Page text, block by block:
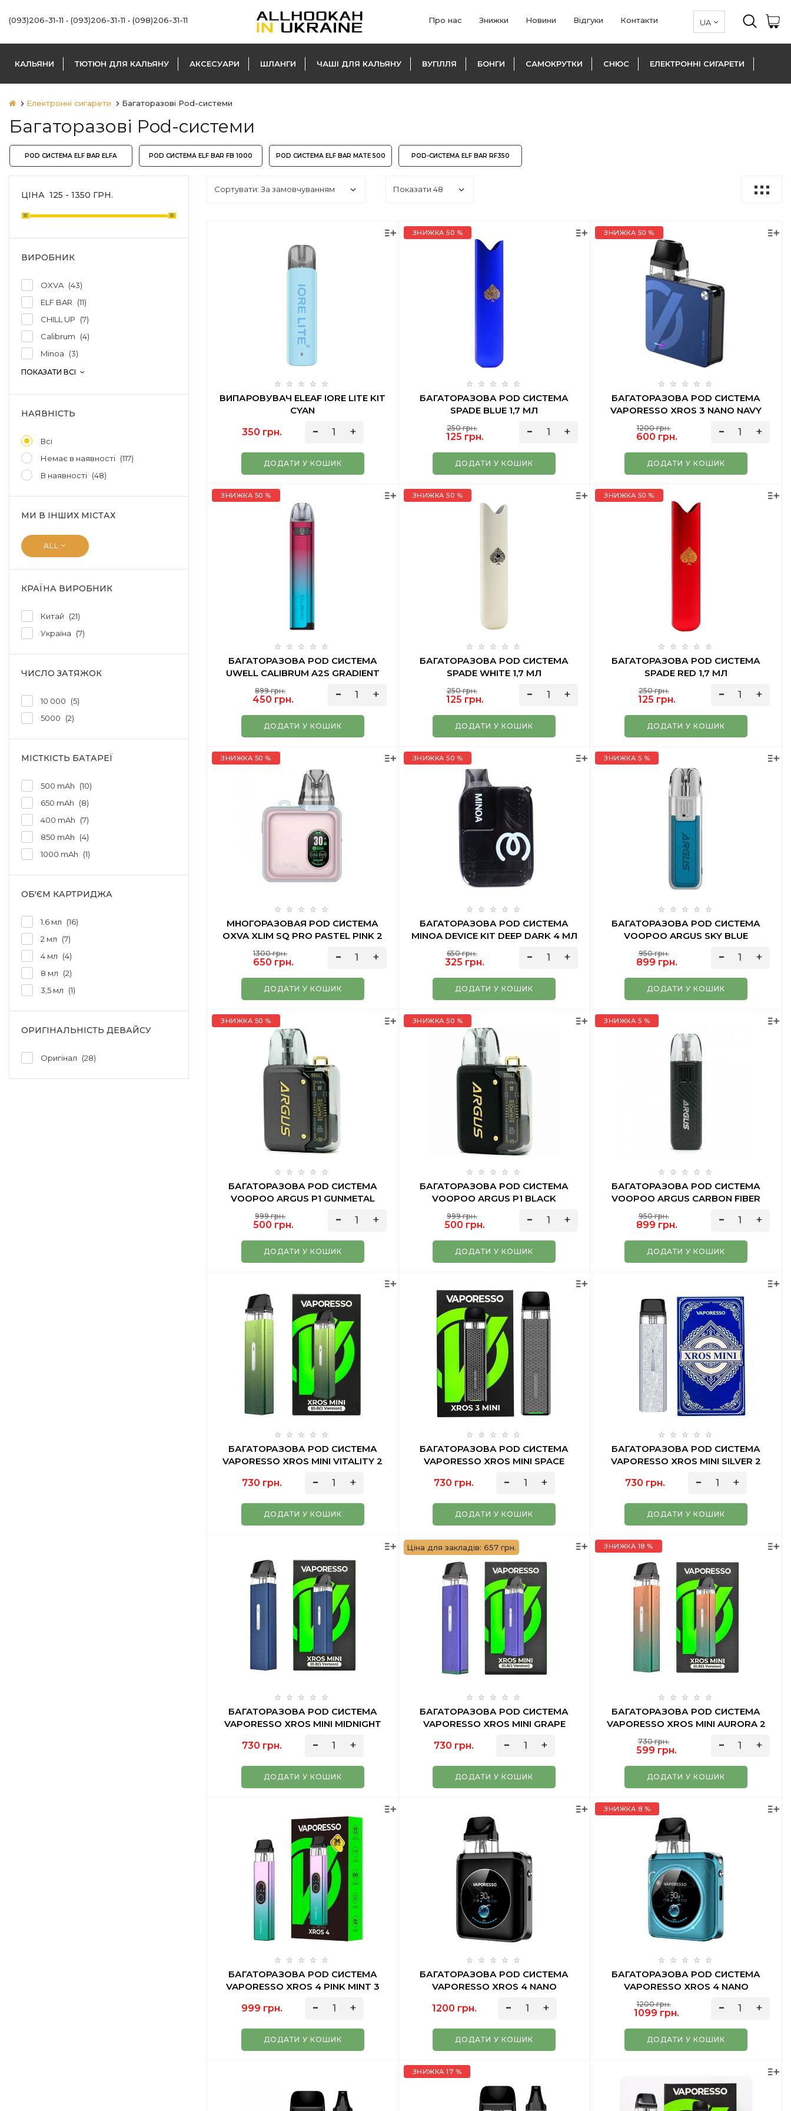
(093)206-31-11 • (093)206-31-11 • (098)206-31-11 Про нас Знижки Новини Відгуки Контакти
КАЛЬЯНИ ТЮТЮН ДЛЯ КАЛЬЯНУ АКСЕСУАРИ ШЛАНГИ ЧАШІ ДЛЯ КАЛЬЯНУ ВУГІЛЛЯ БОНГИ САМОКРУТКИ СНЮС ЕЛЕКТРОННІ СИГАРЕТИ
Електронні сигарети Багаторазові Pod-системи
Багаторазові Pod-системи
POD СИСТЕМА ELF BAR ELFA POD СИСТЕМА ELF BAR FB 1000 POD СИСТЕМА ELF BAR MATE 500 POD-СИСТЕМА ELF BAR RF350
ЦІНА 125 - 1350 ГРН.
ВИРОБНИК
Calibrum 4
CHILL UP 7
ELF BAR 11
Minoa 3
OXVA 43
ПОКАЗАТИ ВСІ
НАЯВНІСТЬ
Всі
В наявності 48
Немає в наявності 117
МИ В ІНШИХ МІСТАХ
ALL
КРАЇНА ВИРОБНИК
Китай
21
Україна
7
ЧИСЛО ЗАТЯЖОК
10 000
5
5000
2
МІСТКІСТЬ БАТАРЕЇ
400 mAh 7
500 mAh
10
650 mAh
8
850 mAh
4
1000 mAh
1
ОБ'ЄМ КАРТРИДЖА
1.6 мл
16
2 мл
7
3,5 мл 1
4 мл
4
8 мл
2
ОРИГІНАЛЬНІСТЬ ДЕВАЙСУ
Оригінал 28
ВИПАРОВУВАЧ ELEAF IORE LITE KIT
CYAN
350 грн.
ДОДАТИ У КОШИК
ЗНИЖКА 50 %
БАГАТОРАЗОВА POD СИСТЕМА
SPADE BLUE 1,7 МЛ
250 грн.
125 грн.
ДОДАТИ У КОШИК
ЗНИЖКА 50 %
БАГАТОРАЗОВА POD СИСТЕМА
VAPORESSO XROS 3 NANO NAVY
1200 грн.
600 грн.
ДОДАТИ У КОШИК
ЗНИЖКА 50 %
БАГАТОРАЗОВА POD СИСТЕМА
UWELL CALIBRUM A2S GRADIENT
899 грн.
450 грн.
ДОДАТИ У КОШИК
ЗНИЖКА 50 %
БАГАТОРАЗОВА POD СИСТЕМА
SPADE WHITE 1,7 МЛ
250 грн.
125 грн.
ДОДАТИ У КОШИК
ЗНИЖКА 50 %
БАГАТОРАЗОВА POD СИСТЕМА
SPADE RED 1,7 МЛ
250 грн.
125 грн.
ДОДАТИ У КОШИК
ЗНИЖКА 50 %
МНОГОРАЗОВАЯ POD СИСТЕМА
OXVA XLIM SQ PRO PASTEL PINK 2
1300 грн.
650 грн.
ДОДАТИ У КОШИК
ЗНИЖКА 50 %
БАГАТОРАЗОВА POD СИСТЕМА
MINOA DEVICE KIT DEEP DARK 4 МЛ
650 грн.
325 грн.
ДОДАТИ У КОШИК
ЗНИЖКА 5 %
БАГАТОРАЗОВА POD СИСТЕМА
VOOPOO ARGUS SKY BLUE
950 грн.
899 грн.
ДОДАТИ У КОШИК
ЗНИЖКА 50 %
БАГАТОРАЗОВА POD СИСТЕМА
VOOPOO ARGUS P1 GUNMETAL
999 грн.
500 грн.
ДОДАТИ У КОШИК
ЗНИЖКА 50 %
БАГАТОРАЗОВА POD СИСТЕМА
VOOPOO ARGUS P1 BLACK
999 грн.
500 грн.
ДОДАТИ У КОШИК
ЗНИЖКА 5 %
БАГАТОРАЗОВА POD СИСТЕМА
VOOPOO ARGUS CARBON FIBER
950 грн.
899 грн.
ДОДАТИ У КОШИК
БАГАТОРАЗОВА POD СИСТЕМА
VAPORESSO XROS MINI VITALITY 2
730 грн.
ДОДАТИ У КОШИК
БАГАТОРАЗОВА POD СИСТЕМА
VAPORESSO XROS MINI SPACE
730 грн.
ДОДАТИ У КОШИК
БАГАТОРАЗОВА POD СИСТЕМА
VAPORESSO XROS MINI SILVER 2
730 грн.
ДОДАТИ У КОШИК
БАГАТОРАЗОВА POD СИСТЕМА
VAPORESSO XROS MINI MIDNIGHT
730 грн.
ДОДАТИ У КОШИК
Ціна для закладів: 657 грн.
БАГАТОРАЗОВА POD СИСТЕМА
VAPORESSO XROS MINI GRAPE
730 грн.
ДОДАТИ У КОШИК
ЗНИЖКА 18 %
БАГАТОРАЗОВА POD СИСТЕМА
VAPORESSO XROS MINI AURORA 2
730 грн.
599 грн.
ДОДАТИ У КОШИК
БАГАТОРАЗОВА POD СИСТЕМА
VAPORESSO XROS 4 PINK MINT 3
999 грн.
ДОДАТИ У КОШИК
БАГАТОРАЗОВА POD СИСТЕМА
VAPORESSO XROS 4 NANO
1200 грн.
ДОДАТИ У КОШИК
ЗНИЖКА 8 %
БАГАТОРАЗОВА POD СИСТЕМА
VAPORESSO XROS 4 NANO
AQUAMARINE 2 МЛ
1200 грн.
1099 грн.
ДОДАТИ У КОШИК
ЗНИЖКА 17 %